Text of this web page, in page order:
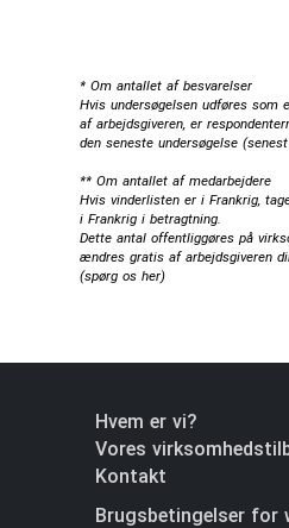
* Om antallet af besvarelser
Hvis undersøgelsen udføres som
af arbejdsgiveren, er
den seneste undersøgelse
** Om antallet af medarbejdere
Hvis vinderlisten er i Frankrig,
i Frankrig i betragtning.
Dette antal offentliggøres på
ændres gratis af arbejdsgiveren
(spørg os her)
Hvem er vi?
Vores
Kontakt
Brugsbetingelser for